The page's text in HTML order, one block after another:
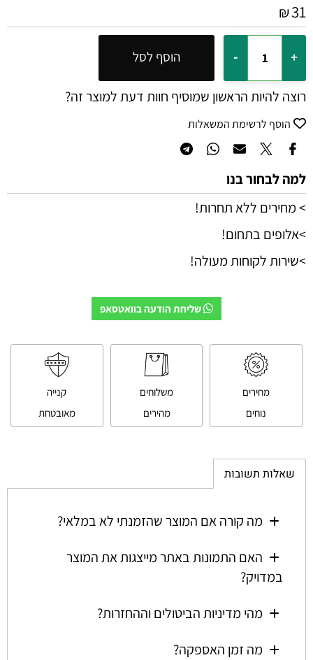
₪31
הוסף לסל
רוצה להיות הראשון שמוסיף חוות דעת למוצר זה?
הוסף לרשימת המשאלות
למה לבחור בנו
> מחירים ללא תחרות!
>אלופים בתחום!
>שירות לקוחות מעולה!
שליחת הודעה בוואטסאפ
מחירים
נוחים
משלוחים
מהירים
קנייה
מאובטחת
שאלות תשובות
מה קורה אם המוצר שהזמנתי לא במלאי?
האם התמונות באתר מייצגות את המוצר
במדויק?
מהי מדיניות הביטולים וההחזרות?
מה זמן האספקה?